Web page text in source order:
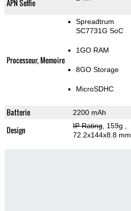
APN Selfie
Processeur, Memoire
Spreadtrum
SC7731G SoC
1GO RAM
8GO Storage
MicroSDHC
Batterie 2200 mAh
Design IP Rating, 159g
72.2x144x8.8 mm